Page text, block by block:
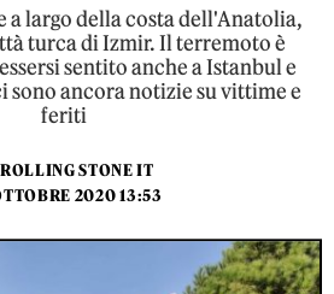
a largo della costa dell'Anatolia,
turca di Izmir. Il terremoto è
sentito anche a Istanbul e
sono ancora notizie su vittime e
feriti
ROLLING STONE IT
2020 13:53